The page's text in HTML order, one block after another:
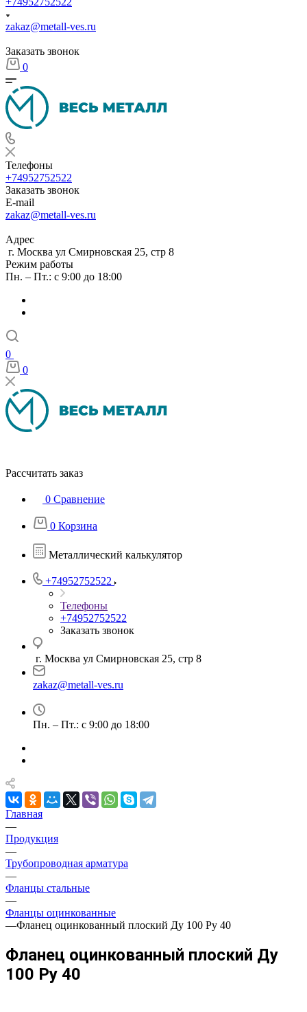
zakaz@metall-ves.ru
Заказать звонок
0
Телефоны
+74952752522
Заказать звонок
E-mail
zakaz@metall-ves.ru
Адрес
г. Москва ул Смирновская 25, стр 8
Режим работы
Пн. – Пт.: с 9:00 до 18:00
0
0
Рассчитать заказ
0 Сравнение
0 Корзина
Металлический калькулятор
+74952752522
Телефоны
+74952752522
Заказать звонок
г. Москва ул Смирновская 25, стр 8
zakaz@metall-ves.ru
Пн. – Пт.: с 9:00 до 18:00
Главная
—
Продукция
—
Трубопроводная арматура
—
Фланцы стальные
—
Фланцы оцинкованные
—Фланец оцинкованный плоский Ду 100 Ру 40
Фланец оцинкованный плоский Ду
100 Ру 40